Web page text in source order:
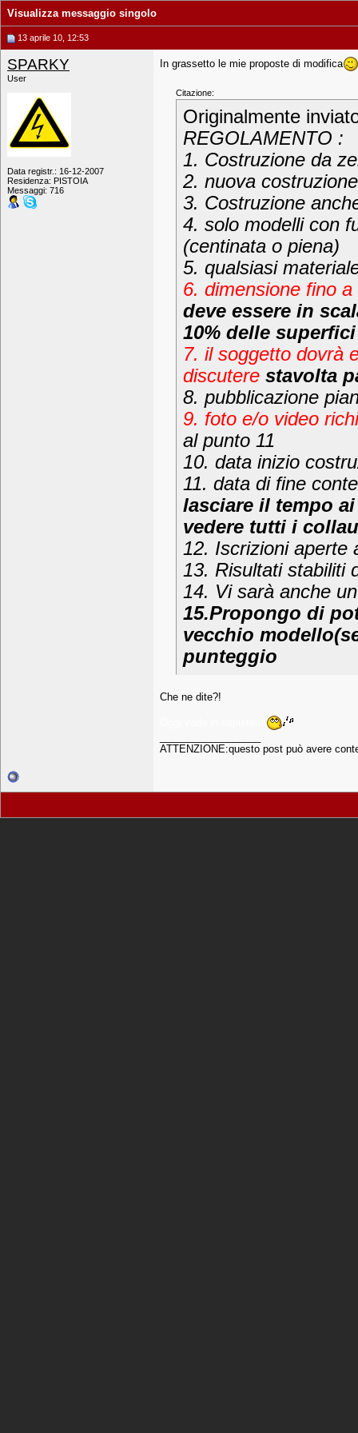
Visualizza messaggio singolo
13 aprile 10, 12:53
SPARKY
User
Data registr.: 16-12-2007
Residenza: PISTOIA
Messaggi: 716
In grassetto le mie proposte di modifica
Citazione:
Originalmente
REGOLAMENTO :
1. Costruzione da
2. nuova
3. Costruzione
4. solo modelli con
(centinata o piena)
5. qualsiasi
6. dimensione fino
deve essere in
10% delle
7. il soggetto dovrà
discutere stavolta
8. pubblicazione
9. foto e/o video
al punto 11
10. data inizio
11. data di fine
lasciare il tempo
vedere tutti i
12. Iscrizioni aperte
13. Risultati stabiliti
14. Vi sarà anche
15.Propongo di
vecchio
punteggio
Che ne dite?!
ATTENZIONE:questo post può avere